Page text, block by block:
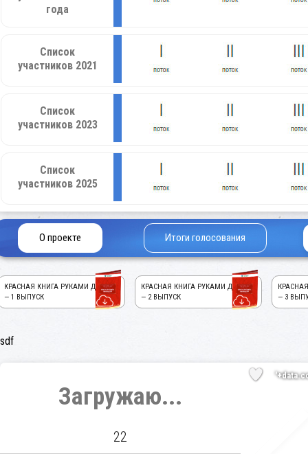
года
Список
участников 2021
Список
участников 2023
Список
участников 2025
О проекте Итоги голосования
КРАСНАЯ КНИГА РУКАМИ ДЕТЕЙ!
— 1 ВЫПУСК
КРАСНАЯ КНИГА РУКАМИ ДЕТЕЙ!
— 2 ВЫПУСК
— 3
sdf
Загружаю...
22